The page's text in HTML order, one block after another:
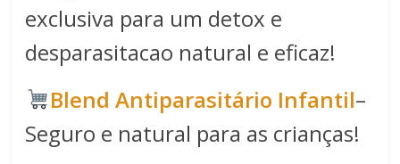
exclusiva para um detox e
desparasitacao natural e eficaz!
Blend Antiparasitário Infantil–
Seguro e natural para as crianças!